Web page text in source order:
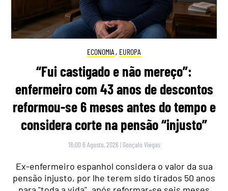
ECONOMIA , EUROPA
“Fui castigado e não mereço”:
enfermeiro com 43 anos de descontos
reformou-se 6 meses antes do tempo e
considera corte na pensão “injusto”
16:00 6 Agosto, 2026 | Gonçalo Viegas
Ex-enfermeiro espanhol considera o valor da sua
pensão injusto, por lhe terem sido tirados 50 anos